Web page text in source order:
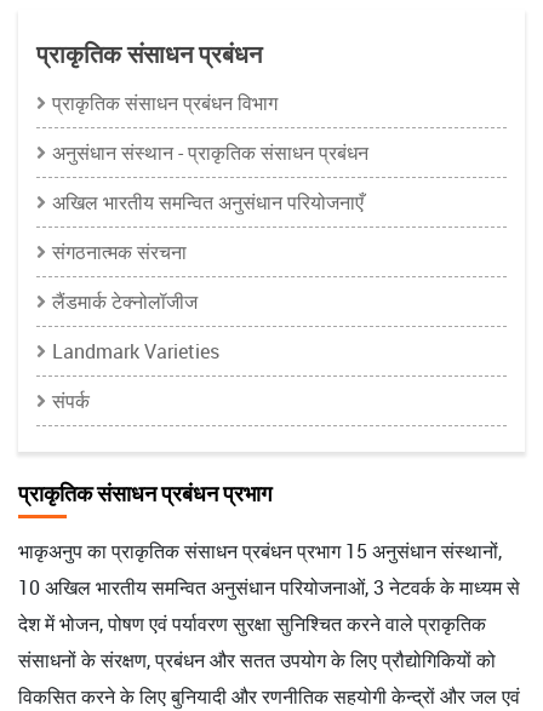
प्राकृतिक संसाधन प्रबंधन
प्राकृतिक संसाधन प्रबंधन विभाग
अनुसंधान संस्थान - प्राकृतिक संसाधन प्रबंधन
अखिल भारतीय समन्वित अनुसंधान परियोजनाएँ
संगठनात्मक संरचना
लैंडमार्क टेक्नोलॉजीज
Landmark Varieties
संपर्क
प्राकृतिक संसाधन प्रबंधन प्रभाग
भाकृअनुप का प्राकृतिक संसाधन प्रबंधन प्रभाग 15 अनुसंधान संस्थानों,
10 अखिल भारतीय समन्वित अनुसंधान परियोजनाओं, 3 नेटवर्क के माध्यम से
देश में भोजन, पोषण एवं पर्यावरण सुरक्षा सुनिश्चित करने वाले प्राकृतिक
संसाधनों के संरक्षण, प्रबंधन और सतत उपयोग के लिए प्रौद्योगिकियों को
विकसित करने के लिए बुनियादी और रणनीतिक सहयोगी केन्द्रों और जल एवं